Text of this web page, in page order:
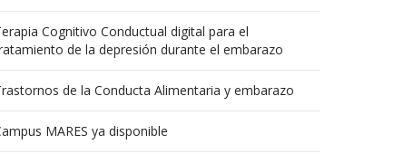
Cognitivo Conductual digital para el
de la depresión durante el embarazo
de la Conducta Alimentaria y embarazo
MARES ya disponible